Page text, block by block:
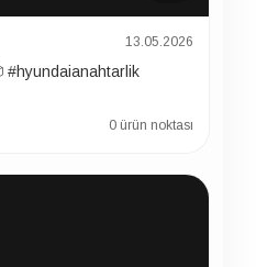
13.05.2026
0 ürün noktası